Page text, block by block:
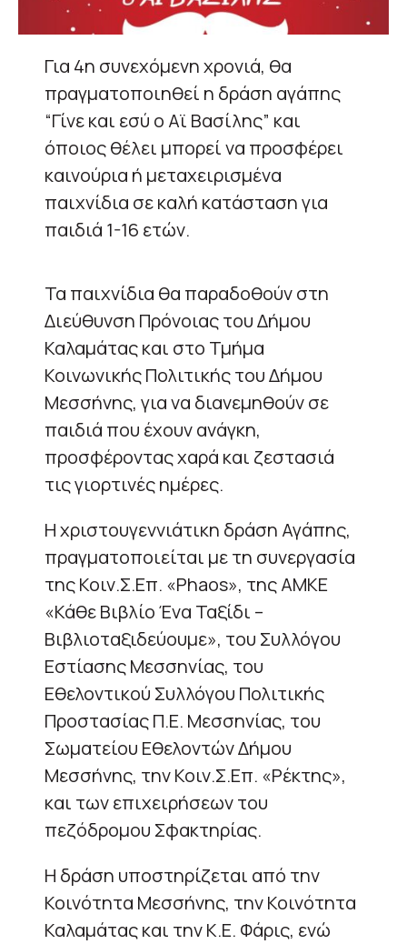
Για 4η συνεχόμενη χρονιά, θα
πραγματοποιηθεί η δράση αγάπης
“Γίνε και εσύ ο Αϊ Βασίλης” και
όποιος θέλει μπορεί να προσφέρει
καινούρια ή μεταχειρισμένα
παιχνίδια σε καλή κατάσταση για
παιδιά 1-16 ετών.
Τα παιχνίδια θα παραδοθούν στη
Διεύθυνση Πρόνοιας του Δήμου
Καλαμάτας και στο Τμήμα
Κοινωνικής Πολιτικής του Δήμου
Μεσσήνης, για να διανεμηθούν σε
παιδιά που έχουν ανάγκη,
προσφέροντας χαρά και ζεστασιά
τις γιορτινές ημέρες.
Η χριστουγεννιάτικη δράση Αγάπης,
πραγματοποιείται με τη συνεργασία
της Κοιν.Σ.Επ. «Phaos», της ΑΜΚΕ
«Κάθε Βιβλίο Ένα Ταξίδι –
Βιβλιοταξιδεύουμε», του Συλλόγου
Εστίασης Μεσσηνίας, του
Εθελοντικού Συλλόγου Πολιτικής
Προστασίας Π.Ε. Μεσσηνίας, του
Σωματείου Εθελοντών Δήμου
Μεσσήνης, την Κοιν.Σ.Επ. «Ρέκτης»,
και των επιχειρήσεων του
πεζόδρομου Σφακτηρίας.
Η δράση υποστηρίζεται από την
Κοινότητα Μεσσήνης, την Κοινότητα
Καλαμάτας και την Κ.Ε. Φάρις, ενώ